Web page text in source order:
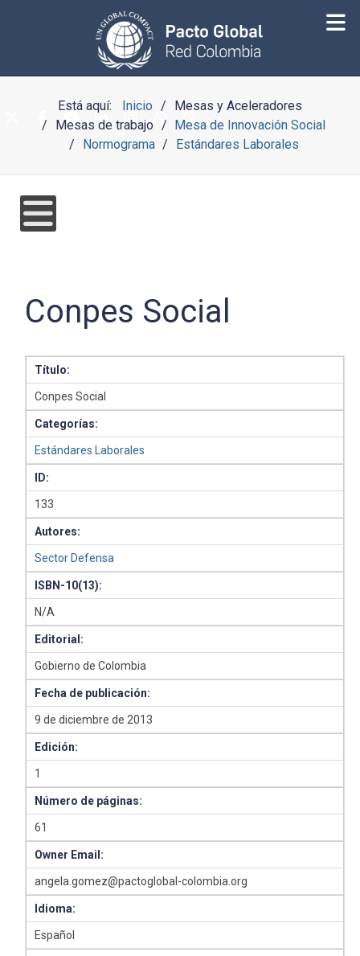
Está aquí: Inicio
Mesas y Aceleradores
Mesas de trabajo
Mesa de Innovación Social
Normograma
Estándares Laborales
Conpes Social
Título:
Conpes Social
Categorías:
Estándares Laborales
ID:
133
Autores:
Sector Defensa
ISBN-10(13):
N/A
Editorial:
Gobierno de Colombia
Fecha de publicación:
9 de diciembre de 2013
Edición:
1
Número de páginas:
61
Owner Email:
angela.gomez@pactoglobal-colombia.org
Idioma:
Español